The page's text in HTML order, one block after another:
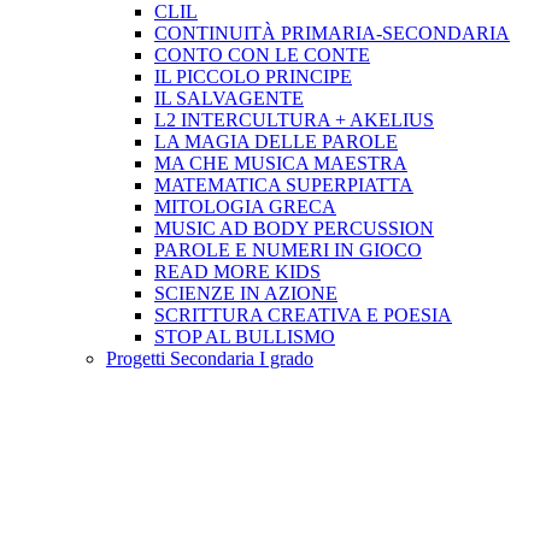
CLIL
CONTINUITÀ PRIMARIA-SECONDARIA
CONTO CON LE CONTE
IL PICCOLO PRINCIPE
IL SALVAGENTE
L2 INTERCULTURA + AKELIUS
LA MAGIA DELLE PAROLE
MA CHE MUSICA MAESTRA
MATEMATICA SUPERPIATTA
MITOLOGIA GRECA
MUSIC AD BODY PERCUSSION
PAROLE E NUMERI IN GIOCO
READ MORE KIDS
SCIENZE IN AZIONE
SCRITTURA CREATIVA E POESIA
STOP AL BULLISMO
Progetti Secondaria I grado